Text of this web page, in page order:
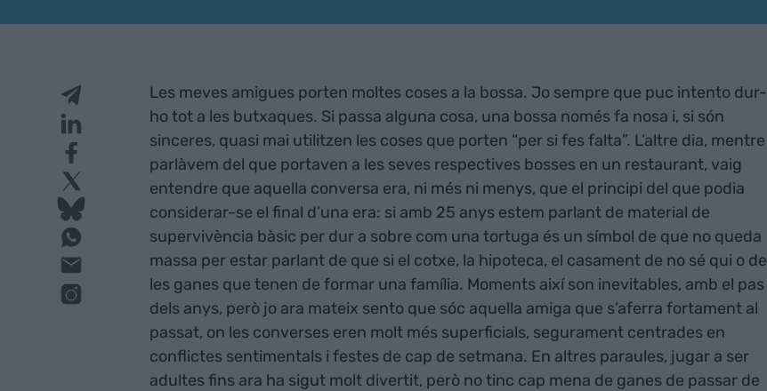
Les meves amigues porten moltes coses a la bossa. Jo sempre que puc intento dur-
ho tot a les butxaques. Si passa alguna cosa, una bossa només fa nosa i, si són
sinceres, quasi mai utilitzen les coses que porten “per si fes falta”. L’altre dia, mentre
parlàvem del que portaven a les seves respectives bosses en un restaurant, vaig
entendre que aquella conversa era, ni més ni menys, que el principi del que podia
considerar-se el final d’una era: si amb 25 anys estem parlant de material de
supervivència bàsic per dur a sobre com una tortuga és un símbol de que no queda
massa per estar parlant de que si el cotxe, la hipoteca, el casament de no sé qui o de
les ganes que tenen de formar una família. Moments així son inevitables, amb el pas
dels anys, però jo ara mateix sento que sóc aquella amiga que s’aferra fortament al
passat, on les converses eren molt més superficials, segurament centrades en
conflictes sentimentals i festes de cap de setmana. En altres paraules, jugar a ser
adultes fins ara ha sigut molt divertit, però no tinc cap mena de ganes de passar de